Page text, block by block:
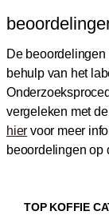
De
behulp van het
vergeleken met
hier voor meer
beoordelingen op
TOP KOFFIE